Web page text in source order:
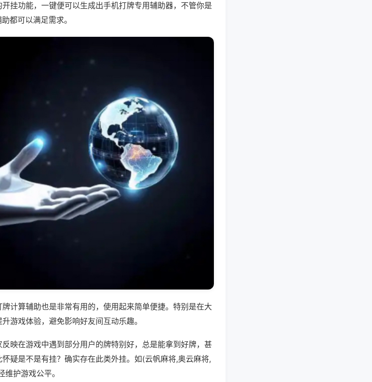
挂功能，一键便可以生成出手机打牌专用辅助器，不管你是
都可以满足需求。
计算辅助也是非常有用的，使用起来简单便捷。特别是在大
游戏体验，避免影响好友间互动乐趣。
映在游戏中遇到部分用户的牌特别好，总是能拿到好牌，甚
疑是不是有挂？确实存在此类外挂。如(云帆麻将,奥云麻将,
护游戏公平。